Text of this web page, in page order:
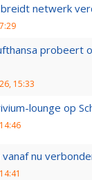
breidt netwerk
probeert
15:33
lounge op
vanaf nu